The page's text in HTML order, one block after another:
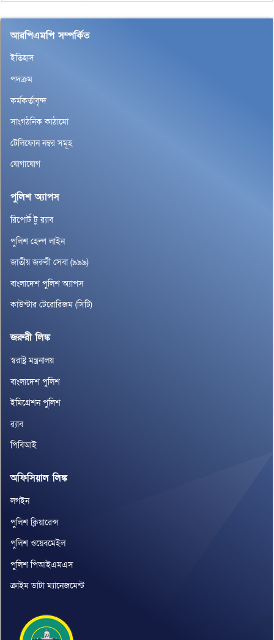
আরপিএমপি সম্পর্কিত
ইতিহাস
পদক্রম
কর্মকর্তাবৃন্দ
সাংগঠনিক কাঠামো
টেলিফোন নম্বর সমূহ
যোগাযোগ
পুলিশ অ্যাপস
রিপোর্ট টু র‌্যাব
পুলিশ হেল্প লাইন
জাতীয় জরুরী সেবা (৯৯৯)
বাংলাদেশ পুলিশ অ্যাপস
কাউন্টার টেরোরিজম (সিটি)
জরুরী লিঙ্ক
স্বরাষ্ট্র মন্ত্রনালয়
বাংলাদেশ পুলিশ
ইমিগ্রেশন পুলিশ
র‌্যাব
পিবিআই
অফিসিয়াল লিঙ্ক
লগইন
পুলিশ ক্লিয়ারেন্স
পুলিশ ওয়েবমেইল
পুলিশ পিআইএমএস
ক্রাইম ডাটা ম্যানেজমেন্ট